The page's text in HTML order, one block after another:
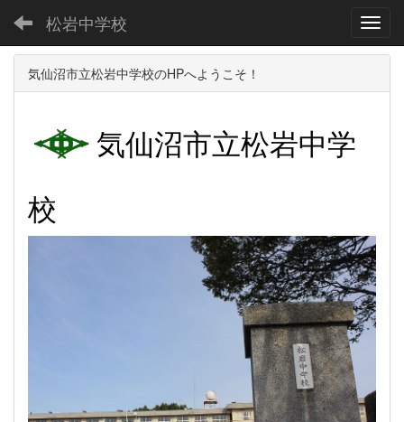
松岩中学校
気仙沼市立松岩中学校のHPへようこそ！
気仙沼市立松岩中学
校